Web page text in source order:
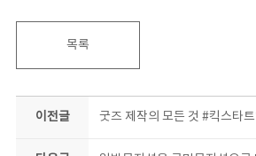
목록
이전글 굿즈 제작의 모든 것 #킥스타